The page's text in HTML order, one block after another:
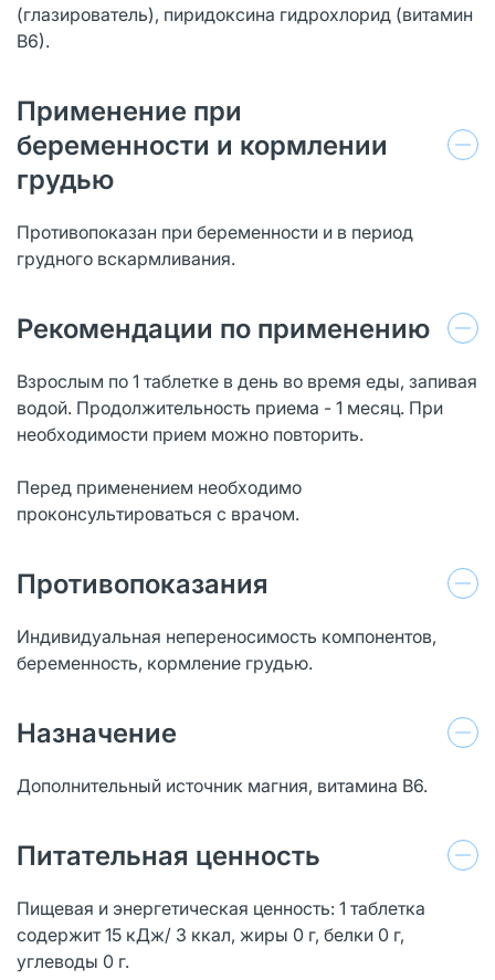
(глазирователь), пиридоксина гидрохлорид (витамин
В6).
Применение при
беременности и кормлении
грудью
Противопоказан при беременности и в период
грудного вскармливания.
Рекомендации по применению
Взрослым по 1 таблетке в день во время еды, запивая
водой. Продолжительность приема - 1 месяц. При
необходимости прием можно повторить.
Перед применением необходимо
проконсультироваться с врачом.
Противопоказания
Индивидуальная непереносимость компонентов,
беременность, кормление грудью.
Назначение
Дополнительный источник магния, витамина В6.
Питательная ценность
Пищевая и энергетическая ценность: 1 таблетка
содержит 15 кДж/ 3 ккал, жиры 0 г, белки 0 г,
углеводы 0 г.